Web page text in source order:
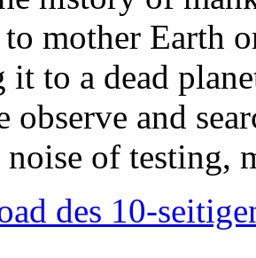
mother Earth
it to a dead
observe and
of testing,
des 10-